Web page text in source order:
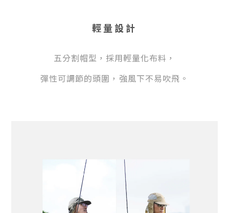
輕量設計
五分割帽型，採用輕量化布料，
彈性可調節的頭圍，強風下不易吹飛 。